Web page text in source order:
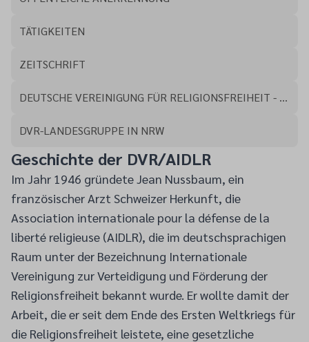
TÄTIGKEITEN
ZEITSCHRIFT
DEUTSCHE VEREINIGUNG FÜR RELIGIONSFREIHEIT - LEITUNG
DVR-LANDESGRUPPE IN NRW
Geschichte der DVR/AIDLR
Im Jahr 1946 gründete Jean Nussbaum, ein
französischer Arzt Schweizer Herkunft, die
Association internationale pour la défense de la
liberté religieuse (AIDLR), die im deutschsprachigen
Raum unter der Bezeichnung Internationale
Vereinigung zur Verteidigung und Förderung der
Religionsfreiheit bekannt wurde. Er wollte damit der
Arbeit, die er seit dem Ende des Ersten Weltkriegs für
die Religionsfreiheit leistete, eine gesetzliche